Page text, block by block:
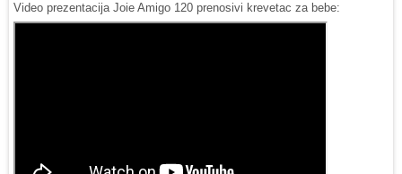
Video prezentacija Joie Amigo 120 prenosivi krevetac za bebe: